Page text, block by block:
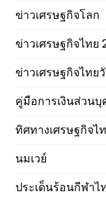
ข่าวเศรษฐกิจโลก
ข่าวเศรษฐกิจไทย
ข่าวเศรษฐกิจไทย
คู่มือการเงินส่วน
ทิศทางเศรษฐกิจไ
นมเวย์
ประเด็นร้อนกีฬาไ